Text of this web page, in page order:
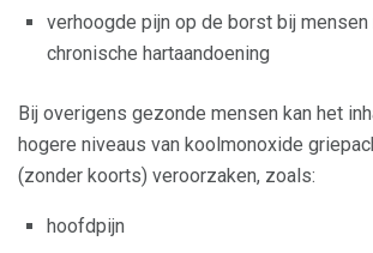
verhoogde pijn op de borst bij mensen
chronische hartaandoening
Bij overigens gezonde mensen kan het
hogere niveaus van koolmonoxide
(zonder koorts) veroorzaken, zoals:
hoofdpijn